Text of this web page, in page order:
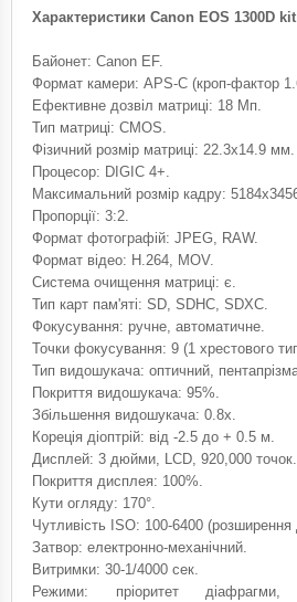
Характеристики Canon EOS 1300D
Байонет: Canon EF.
Формат камери: APS-C (кроп-фактор
Ефективне дозвіл матриці: 18 Мп.
Тип матриці: CMOS.
Фізичний розмір матриці: 22.3x14.9 мм.
Процесор: DIGIC 4+.
Максимальний розмір кадру:
Пропорції: 3:2.
Формат фотографій: JPEG, RAW.
Формат відео: H.264, MOV.
Система очищення матриці: є.
Тип карт пам'яті: SD, SDHC, SDXC.
Фокусування: ручне, автоматичне.
Точки фокусування: 9 (1 хрестового
Тип видошукача: оптичний,
Покриття видошукача: 95%.
Збільшення видошукача: 0.8x.
Кореція діоптрій: від -2.5 до + 0.5 м.
Дисплей: 3 дюйми, LCD, 920,000 точок.
Покриття дисплея: 100%.
Кути огляду: 170°.
Чутливість ISO: 100-6400 (розширення
Затвор: електронно-механічний.
Витримки: 30-1/4000 сек.
Режими: пріоритет діафрагми,